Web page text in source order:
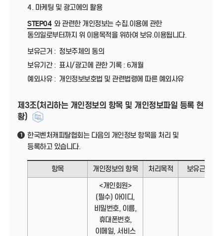
4. 마케팅 및 광고에의 활용
STEP04 와 관련한 개인정보는 수집.이용에 관한
동의일로부터까지 위 이용목적을 위하여 보유.이용됩니다.
보유근거 : 정보주체의 동의
보유기간 : 표시/광고에 관한 기록 : 6개월
예외사유 : 개인정보보호법 및 관련법령에 따른 예외사유
제3조(처리하는 개인정보의 항목 및 개인정보파일 등록 현
황)
1
한국벤처캐피탈협회는 다음의 개인정보 항목을 처리 및
등록하고 있습니다.
항목 개인정보의 항목 처리목적 보유근거
<개인회원>
(필수) 아이디,
비밀번호, 이름,
휴대폰번호,
이메일, 서비스